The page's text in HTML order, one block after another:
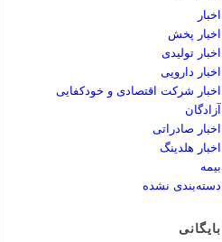
اخبار
اخبار پخش
اخبار تولیدی
اخبار دارویی
اخبار شرکت اقتصادی و خودکفایی
آزادگان
اخبار صادراتی
اخبار هلدینگ
بیمه
دسته‌بندی نشده
بایگانی